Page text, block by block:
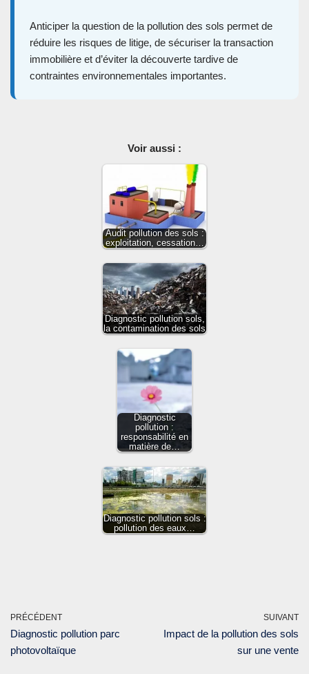
Anticiper la question de la pollution des sols permet de
réduire les risques de litige, de sécuriser la transaction
immobilière et d’éviter la découverte tardive de
contraintes environnementales importantes.
Voir aussi :
Audit pollution des sols :
exploitation, cessation…
Diagnostic pollution sols,
la contamination des sols
Diagnostic
pollution :
responsabilité en
matière de…
Diagnostic pollution sols :
pollution des eaux…
PRÉCÉDENT
Diagnostic pollution parc
photovoltaïque
SUIVANT
Impact de la pollution des sols
sur une vente